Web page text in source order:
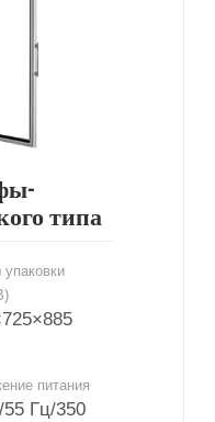
типа
упаковки
питания
Гц/350